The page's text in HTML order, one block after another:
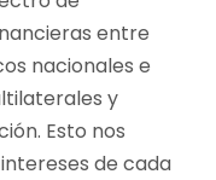
entre
nacionales e
y
Esto nos
de cada